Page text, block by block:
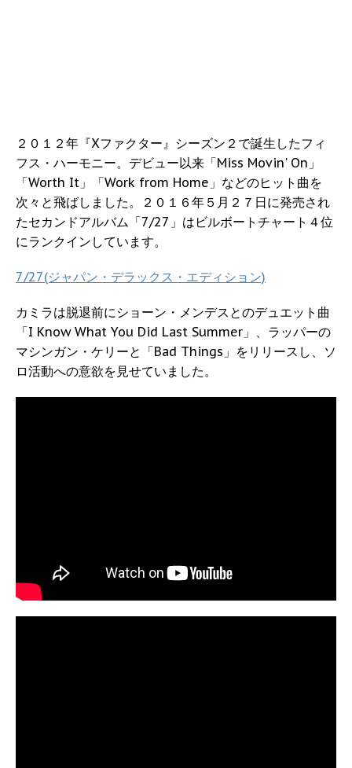
２０１２年『Xファクター』シーズン２で誕生したフィ
フス・ハーモニー。デビュー以来「Miss Movin' On」
「Worth It」「Work from Home」などのヒット曲を
次々と飛ばしました。２０１６年５月２７日に発売され
たセカンドアルバム「7/27」はビルボートチャート４位
にランクインしています。
7/27(ジャパン・デラックス・エディション)
カミラは脱退前にショーン・メンデスとのデュエット曲
「I Know What You Did Last Summer」、ラッパーの
マシンガン・ケリーと「Bad Things」をリリースし、ソ
ロ活動への意欲を見せていました。